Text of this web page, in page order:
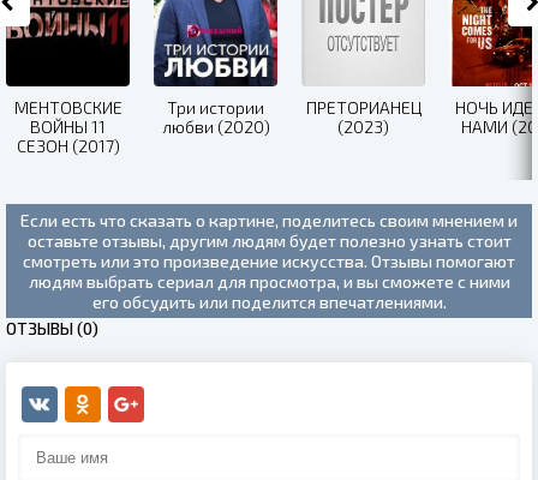
МЕНТОВСКИЕ
ВОЙНЫ 11
СЕЗОН (2017)
Три истории
любви (2020)
ПРЕТОРИАНЕЦ
(2023)
НОЧЬ
НАМИ
Если есть что сказать о картине, поделитесь своим мнением и
оставьте отзывы, другим людям будет полезно узнать стоит
смотреть или это произведение искусства. Отзывы помогают
людям выбрать сериал для просмотра, и вы сможете с ними
его обсудить или поделится впечатлениями.
ОТЗЫВЫ (0)